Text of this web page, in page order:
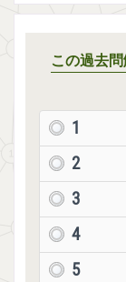
この過去
1
2
3
4
5